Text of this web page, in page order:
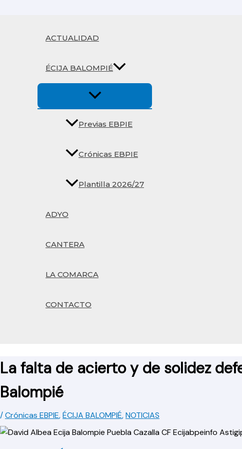
ACTUALIDAD
ÉCIJA BALOMPIÉ
Previas EBPIE
Crónicas EBPIE
Plantilla 2026/27
ADYO
CANTERA
LA COMARCA
CONTACTO
La falta de acierto y de solidez
Balompié
/Crónicas EBPIE,ÉCIJA BALOMPIÉ,NOTICIAS